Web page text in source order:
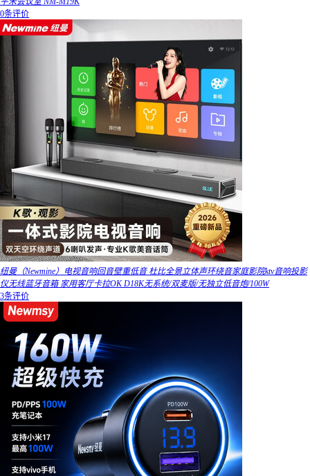
0条评价
纽曼（Newmine）电视音响回音壁重低音 杜比全景立体声环绕音家庭影院ktv音响投影
仪无线蓝牙音箱 家用客厅卡拉OK D18K无系统/双麦版/无独立低音炮/100W
3条评价